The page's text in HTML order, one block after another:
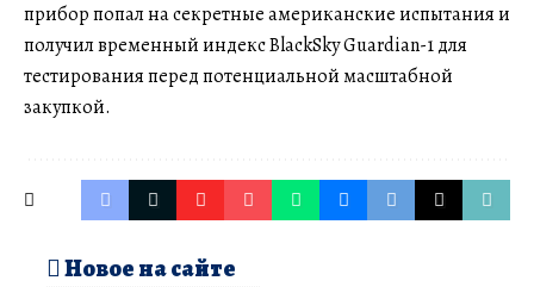
прибор попал на секретные американские испытания и
получил временный индекс BlackSky Guardian-1 для
тестирования перед потенциальной масштабной
закупкой.
Новое на сайте